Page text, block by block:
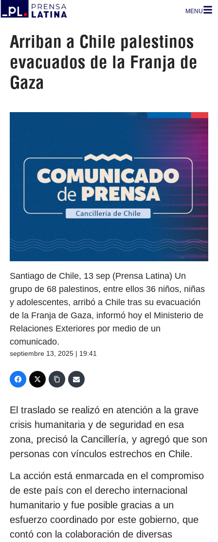
MENU
Arriban a Chile palestinos
evacuados de la Franja de
Gaza
Santiago de Chile, 13 sep (Prensa Latina) Un
grupo de 68 palestinos, entre ellos 36 niños, niñas
y adolescentes, arribó a Chile tras su evacuación
de la Franja de Gaza, informó hoy el Ministerio de
Relaciones Exteriores por medio de un
comunicado.
septiembre 13, 2025 | 19:41
El traslado se realizó en atención a la grave
crisis humanitaria y de seguridad en esa
zona, precisó la Cancillería, y agregó que son
personas con vínculos estrechos en Chile.
La acción está enmarcada en el compromiso
de este país con el derecho internacional
humanitario y fue posible gracias a un
esfuerzo coordinado por este gobierno, que
contó con la colaboración de diversas